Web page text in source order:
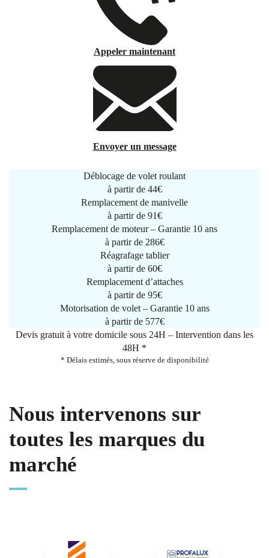
Appeler maintenant
Envoyer un message
Déblocage de volet roulant
à partir de 44€
Remplacement de manivelle
à partir de 91€
Remplacement de moteur – Garantie 10 ans
à partir de 286€
Réagrafage tablier
à partir de 60€
Remplacement d’attaches
à partir de 95€
Motorisation de volet – Garantie 10 ans
à partir de 577€
Devis gratuit à votre domicile sous 24H – Intervention dans les
48H *
* Délais estimés, sous réserve de disponibilité
Nous intervenons sur
toutes les marques du
marché